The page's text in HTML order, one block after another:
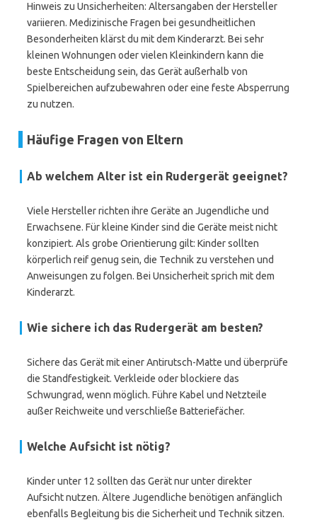
Hinweis zu Unsicherheiten: Altersangaben der Hersteller
variieren. Medizinische Fragen bei gesundheitlichen
Besonderheiten klärst du mit dem Kinderarzt. Bei sehr
kleinen Wohnungen oder vielen Kleinkindern kann die
beste Entscheidung sein, das Gerät außerhalb von
Spielbereichen aufzubewahren oder eine feste Absperrung
zu nutzen.
Häufige Fragen von Eltern
Ab welchem Alter ist ein Rudergerät geeignet?
Viele Hersteller richten ihre Geräte an Jugendliche und
Erwachsene. Für kleine Kinder sind die Geräte meist nicht
konzipiert. Als grobe Orientierung gilt: Kinder sollten
körperlich reif genug sein, die Technik zu verstehen und
Anweisungen zu folgen. Bei Unsicherheit sprich mit dem
Kinderarzt.
Wie sichere ich das Rudergerät am besten?
Sichere das Gerät mit einer Antirutsch-Matte und überprüfe
die Standfestigkeit. Verkleide oder blockiere das
Schwungrad, wenn möglich. Führe Kabel und Netzteile
außer Reichweite und verschließe Batteriefächer.
Welche Aufsicht ist nötig?
Kinder unter 12 sollten das Gerät nur unter direkter
Aufsicht nutzen. Ältere Jugendliche benötigen anfänglich
ebenfalls Begleitung bis die Sicherheit und Technik sitzen.